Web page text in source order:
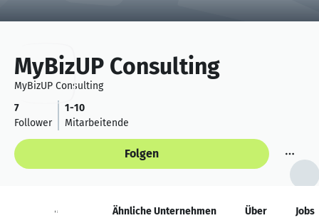
MyBizUP Consulting
MyBizUP Consulting
7
Follower
1-10
Mitarbeitende
Folgen
Neuigkeiten Ähnliche Unternehmen Über Jobs